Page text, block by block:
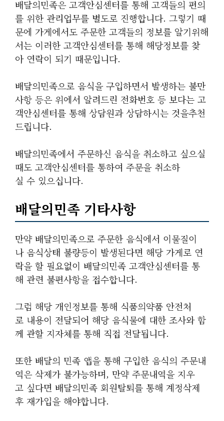
배달의민족은 고객안심센터를 통해 고객들의 편의
를 위한 관리업무를 별도로 진행합니다. 그렇기 때
문에 가게에서도 주문한 고객들의 정보를 알기위해
서는 이러한 고객안심센터를 통해 해당정보를 찾
아 연락이 되기 때문입니다.
배달의민족으로 음식을 구입하면서 발생하는 불만
사항 등은 위에서 알려드린 전화번호 등 보다는 고
객안심센터를 통해 상담원과 상담하시는 것을추천
드립니다.
배달의민족에서 주문하신 음식을 취소하고 싶으실
때도 고객안심센터를 통하여 주문을 취소하
실 수 있으십니다.
배달의민족 기타사항
만약 배달의민족으로 주문한 음식에서 이물질이
나 음식상태 불량등이 발생된다면 해당 가게로 연
락을 할 필요없이 배달의민족 고객안심센터를 통
해 관련 불편사항을 접수합니다.
그럼 해당 개인정보를 통해 식품의약품 안전처
로 내용이 전달되어 해당 음식물에 대한 조사와 함
께 관할 지자체를 통해 직접 전달됩니다.
또한 배달의 민족 앱을 통해 구입한 음식의 주문내
역은 삭제가 불가능하며, 만약 주문내역을 지우
고 싶다면 배달의민족 회원탈퇴를 통해 계정삭제
후 재가입을 해야합니다.